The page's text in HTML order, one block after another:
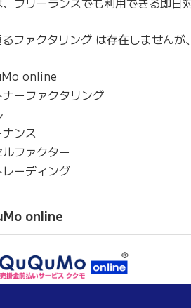
ファクタリング は存在しませんが
online
ーファクタリング
ンス
ファクター
レーディング
online